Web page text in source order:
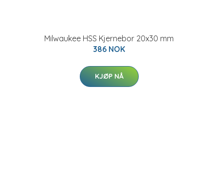
Milwaukee HSS Kjernebor 20x30 mm
386 NOK
KJØP NÅ